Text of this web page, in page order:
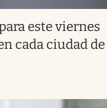
este viernes
cada ciudad de